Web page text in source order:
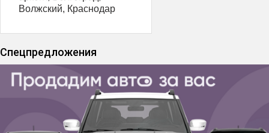
Волжский, Краснодар
Спецпредложения